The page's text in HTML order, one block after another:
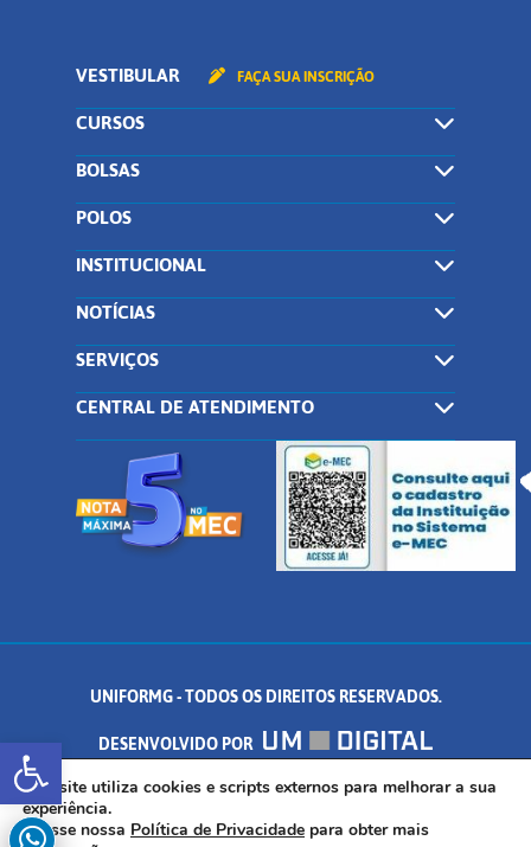
Abrir a barra de ferramentas
VESTIBULAR FAÇA SUA INSCRIÇÃO
CURSOS
BOLSAS
POLOS
INSTITUCIONAL
NOTÍCIAS
SERVIÇOS
CENTRAL DE ATENDIMENTO
UNIFORMG - TODOS OS DIREITOS RESERVADOS.
DESENVOLVIDO POR
AV. DR. ARNALDO DE SENNA, 328 - PALMEIRAS, FORMIGA/MG - CEP:
35.574.530
Este site utiliza cookies e scripts externos para melhorar a sua
experiência.
Acesse nossa Política de Privacidade para obter mais